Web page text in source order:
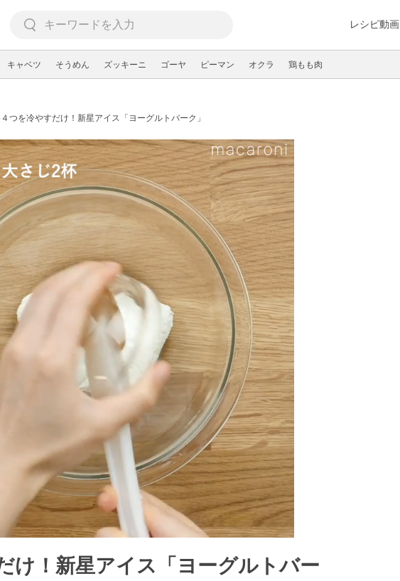
レシピ動画
キャベツ そうめん ズッキーニ ゴーヤ ピーマン オクラ 鶏もも肉
つを冷やすだけ！新星アイス「ヨーグルトバーク」
け！新星アイス「ヨーグルトバー